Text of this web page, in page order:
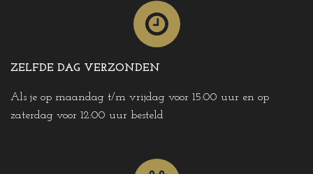
ZELFDE DAG VERZONDEN
Als je op maandag t/m vrijdag voor 15:00 uur en op
zaterdag voor 12:00 uur besteld